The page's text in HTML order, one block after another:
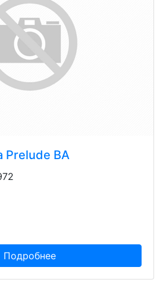
Prelude BA
Подробнее